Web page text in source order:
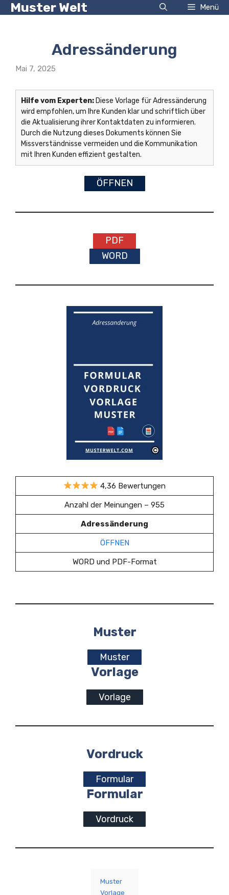
Zum
Inhalt
Muster Welt Menü
Adressänderung
Mai 7, 2025
Hilfe vom Experten: Diese Vorlage für Adressänderung
wird empfohlen, um Ihre Kunden klar und schriftlich über
die Aktualisierung ihrer Kontaktdaten zu informieren.
Durch die Nutzung dieses Dokuments können Sie
Missverständnisse vermeiden und die Kommunikation
mit Ihren Kunden effizient gestalten.
ÖFFNEN
PDF
WORD
4,36 Bewertungen
Anzahl der Meinungen – 955
Adressänderung
ÖFFNEN
WORD und PDF-Format
Muster
Muster
Vorlage
Vorlage
Vordruck
Formular
Formular
Vordruck
Muster
Vorlage